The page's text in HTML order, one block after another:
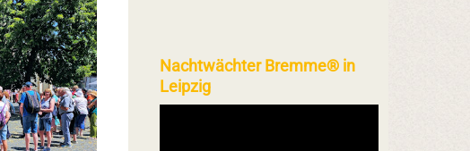
Nachtwächter Bremme® in
Leipzig